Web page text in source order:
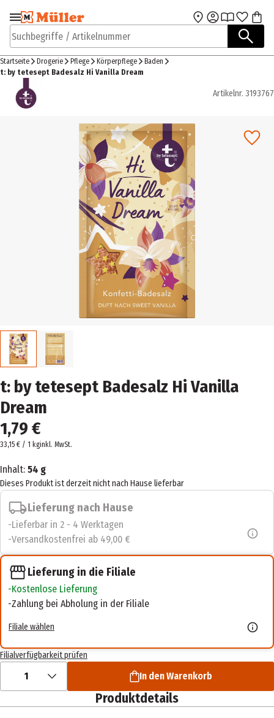
Zur Navigation
springen
Zum Hauptinhalt
Suchbegriffe / Artikelnummer
Startseite Drogerie Pflege Körperpflege
Baden
t: by tetesept Badesalz Hi Vanilla Dream
Artikelnr. 3193767
t: by tetesept Badesalz Hi Vanilla
Dream
1,79 €
33,15 € / 1 kginkl. MwSt.
Inhalt: 54 g
Dieses Produkt ist derzeit nicht nach Hause lieferbar
Lieferung nach Hause
Lieferbar in 2 - 4 Werktagen
Versandkostenfrei ab 49,00 €
Lieferung in die Filiale
Kostenlose Lieferung
Zahlung bei Abholung in der Filiale
Filiale wählen
Filialverfügbarkeit prüfen
1 In den Warenkorb
Produktdetails